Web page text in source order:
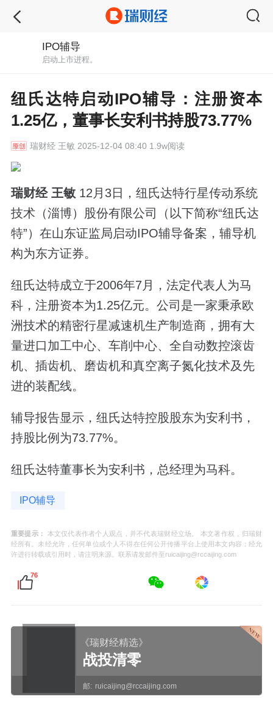
IPO辅导
启动上市进程。
纽氏达特启动IPO辅导：注册资本
1.25亿，董事长安利书持股73.77%
瑞财经王敏 2025-12-04 08:40 1.9w阅读
瑞财经 王敏 12月3日，纽氏达特行星传动系统
技术（淄博）股份有限公司（以下简称“纽氏达
特”）在山东证监局启动IPO辅导备案，辅导机
构为东方证券。
纽氏达特成立于2006年7月，法定代表人为马
科，注册资本为1.25亿元。公司是一家秉承欧
洲技术的精密行星减速机生产制造商， 拥有大
量进口加工中心、车削中心、全自动数控滚齿
机、插齿机、磨齿机和真空离子氮化技术及先
进的装配线。
辅导报告显示，纽氏达特控股股东为安利书，
持股比例为73.77%。
纽氏达特董事长为安利书，总经理为马科。
IPO辅导
重要提示：
本文仅代表作者个人观点，并不代表瑞财经立场。 本文著作权，归瑞财
经所有。未经允许，任何单位或个人不得在任何公开传播平台上使用本文内容；经允
许进行转载或引用时，请注明来源。联系请发邮件至ruicaijing@rccaijing.com
76
《瑞财经精选》
战投清零
邮: ruicaijing@rccaijing.com